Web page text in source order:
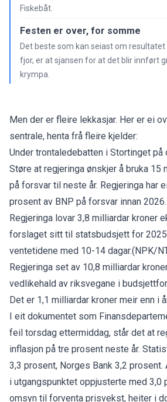
Fiskebåt.
Festen er over, for somme
Det beste som kan seiast om
fjor, er at sjansen for at det blir innført
krympa.
Men der er fleire lekkasjar. Her er ei
sentrale, henta frå fleire kjelder:
Under trontaledebatten i Stortinget
Støre at regjeringa ønskjer å bruka 15
på forsvar til neste år. Regjeringa har
prosent av BNP på forsvar innan
Regjeringa lovar 3,8 milliardar kroner
forslaget sitt til statsbudsjett for
ventetidene med 10-14 dagar.(NPK/
Regjeringa set av 10,8 milliardar
vedlikehald av riksvegane i
Det er 1,1 milliardar kroner meir enn i
I eit dokumentet som
feil torsdag ettermiddag, står det at
inflasjon på tre prosent neste år.
3,3 prosent, Norges Bank 3,2
i utgangspunktet oppjusterte med 3,0
omsyn til forventa prisvekst, heiter i